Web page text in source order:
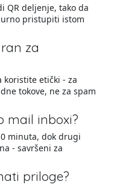
QR deljenje, tako da
pristupiti istom
za
koristite etički - za
tokove, ne za spam
mail inboxi?
minuta, dok drugi
- savršeni za
priloge?